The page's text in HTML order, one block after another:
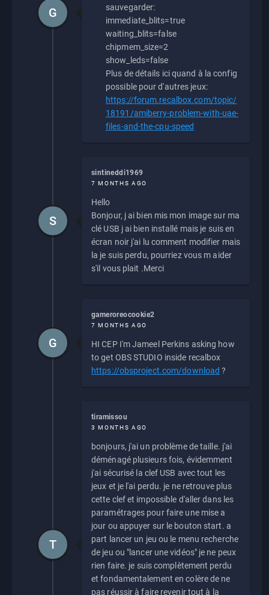
sauvegarder:
immediate_blits=true
waiting_blits=false
chipmem_size=2
show_leds=false
Plus de détails ici quand à la config
possible pour d'autres jeux:
https://forum.recalbox.com/topic/
18191/amiberry-problem-with-uae-
files-and-the-cpu-speed
G
sintineddi1969
7 MONTHS AGO
Hello
Bonjour, j ai bien mis mon image sur ma
clé USB j ai bien installé mais je suis en
écran noir j'ai lu comment modifier mais
la je suis perdu, pourriez vous m aider
s'il vous plait .Merci
S
gameroreocookie2
7 MONTHS AGO
HI CEP I'm Jameel Perkins asking how
to get OBS STUDIO inside recalbox
https://obsproject.com/download ?
G
tiramissou
3 MONTHS AGO
bonjours, j'ai un problème de taille. j'ai
déménagé plusieurs fois, évidemment
j'ai sécurisé la clef USB avec tout les
jeux et je l'ai perdu. je ne retrouve plus
cette clef et impossible d'aller dans les
paramétrages pour faire une mise a
jour ou appuyer sur le bouton start. a
part lancer un jeu ou le menu recherche
de jeu ou "lancer une vidéos" je ne peux
rien faire. je suis complètement perdu
et fondamentalement en colère de ne
pas réussir à faire revenir tout à la
T